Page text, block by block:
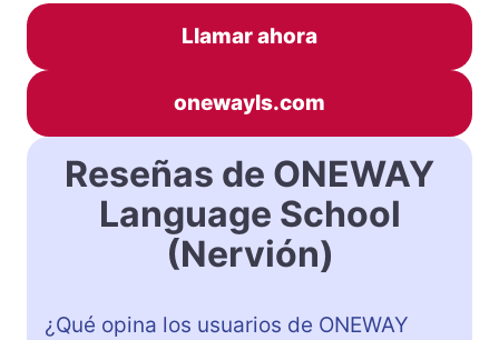
Llamar ahora
onewayls.com
Reseñas de ONEWAY
Language School
(Nervión)
¿Qué opina los usuarios de ONEWAY